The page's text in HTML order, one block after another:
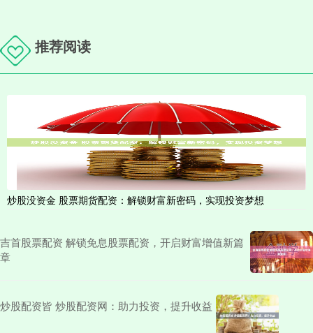
推荐阅读
炒股没资金 股票期货配资：解锁财富新密码，实现投资梦想
吉首股票配资 解锁免息股票配资，开启财富增值新篇
章
炒股配资皆 炒股配资网：助力投资，提升收益